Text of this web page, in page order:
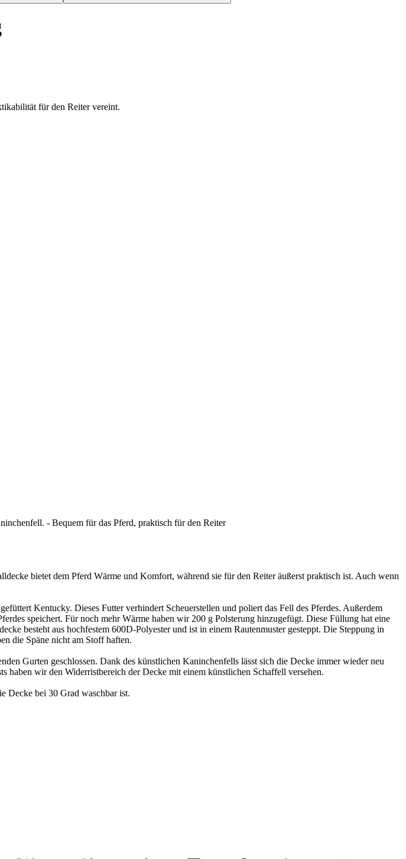
für den Reiter vereint.
- Bequem für das Pferd, praktisch für den Reiter
bietet dem Pferd Wärme und Komfort, während sie für den Reiter äußerst praktisch ist. Auch wenn
Kentucky. Dieses Futter verhindert Scheuerstellen und poliert das Fell des Pferdes. Außerdem
speichert. Für noch mehr Wärme haben wir 200 g Polsterung hinzugefügt. Diese Füllung hat eine
besteht aus hochfestem 600D-Polyester und ist in einem Rautenmuster gesteppt. Die Steppung in
die Späne nicht am Stoff haften.
Gurten geschlossen. Dank des künstlichen Kaninchenfells lässt sich die Decke immer wieder neu
haben wir den Widerristbereich der Decke mit einem künstlichen Schaffell versehen.
Decke bei 30 Grad waschbar ist.